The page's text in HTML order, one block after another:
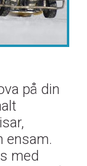
på din
ensam.
med